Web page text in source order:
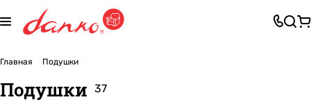
Главная Подушки
Подушки 37